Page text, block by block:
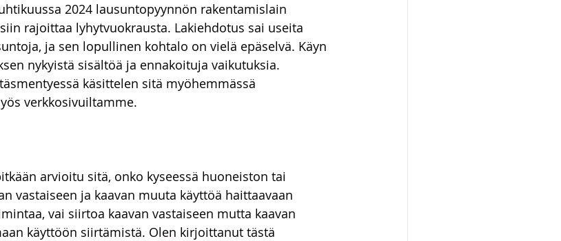
Teemakirjoituksia Ravintola-ala
Kuluttajaoikeus Uutiset Uutiskatsaus
2024 lausuntopyynnön rakentamislain
rajoittaa lyhytvuokrausta. Lakiehdotus sai useita
ja sen lopullinen kohtalo on vielä epäselvä. Käyn
nykyistä sisältöä ja ennakoituja vaikutuksia.
käsittelen sitä myöhemmässä
verkkosivuiltamme.
arvioitu sitä, onko kyseessä huoneiston tai
vastaiseen ja kaavan muuta käyttöä haittaavaan
vai siirtoa kaavan vastaiseen mutta kaavan
käyttöön siirtämistä. Olen kirjoittanut tästä